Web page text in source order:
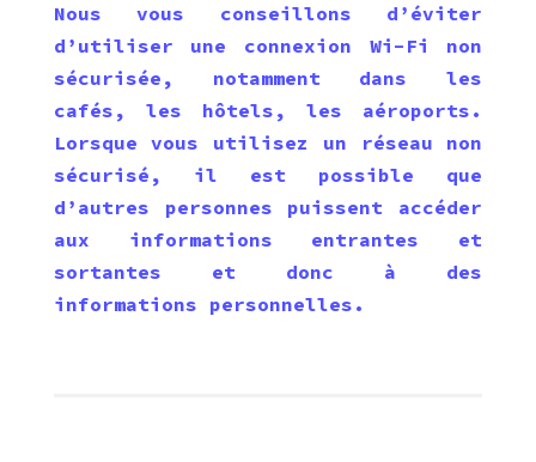
Nous vous conseillons d’éviter
d’utiliser une connexion Wi-Fi non
sécurisée, notamment dans les
cafés, les hôtels, les aéroports.
Lorsque vous utilisez un réseau non
sécurisé, il est possible que
d’autres personnes puissent accéder
aux informations entrantes et
sortantes et donc à des
informations personnelles.